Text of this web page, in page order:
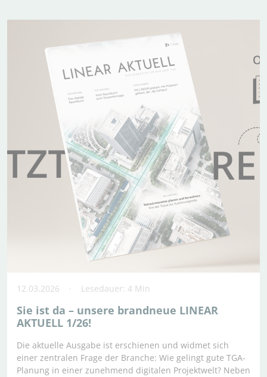
12.03.2026 Lesedauer: 4 Min
Sie ist da – unsere brandneue LINEAR
AKTUELL 1/26!
Die aktuelle Ausgabe ist erschienen und widmet sich
einer zentralen Frage der Branche: Wie gelingt gute TGA-
Planung in einer zunehmend digitalen Projektwelt? Neben